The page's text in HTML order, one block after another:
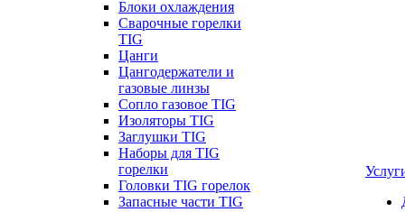
Блоки охлаждения
Сварочные горелки
TIG
Цанги
Цангодержатели и
газовые линзы
Сопло газовое TIG
Изоляторы TIG
Заглушки TIG
Наборы для TIG
горелки
Головки TIG горелок
Запасные части TIG